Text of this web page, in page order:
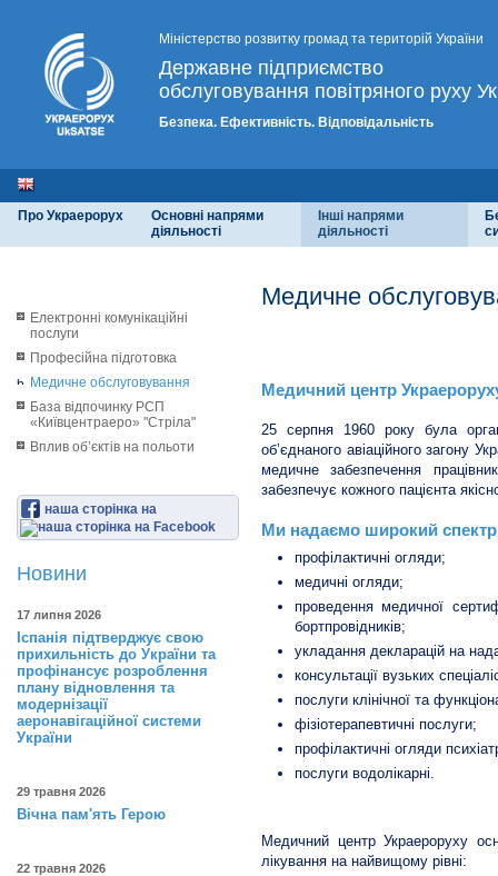
Міністерство розвитку громад та територій України
Державне підприємство
обслуговування повітряного руху
Безпека. Ефективність. Відповідальність
Про Украерорух
Основні напрями
діяльності
Інші напрями
діяльності
Електронні комунікаційні
послуги
Професійна підготовка
Медичне обслуговування
База відпочинку РСП
«Київцентраеро» "Стріла"
Вплив об’єктів на польоти
наша сторінка на
Новини
17 липня 2026
Іспанія підтверджує свою
прихильність до України та
профінансує розроблення
плану відновлення та
модернізації
аеронавігаційної системи
України
29 травня 2026
Вічна пам'ять Герою
22 травня 2026
Медичне
Медичний центр
25 серпня 1960 року була
об’єднаного авіаційного загону
медичне забезпечення
забезпечує кожного пацієнта
Ми надаємо широкий
профілактичні огляди;
медичні огляди;
проведення медичної
бортпровідників;
укладання декларацій на
консультації вузьких
послуги клінічної та
фізіотерапевтичні послуги;
профілактичні огляди
послуги водолікарні.
Медичний центр Украероруху
лікування на найвищому рівні: